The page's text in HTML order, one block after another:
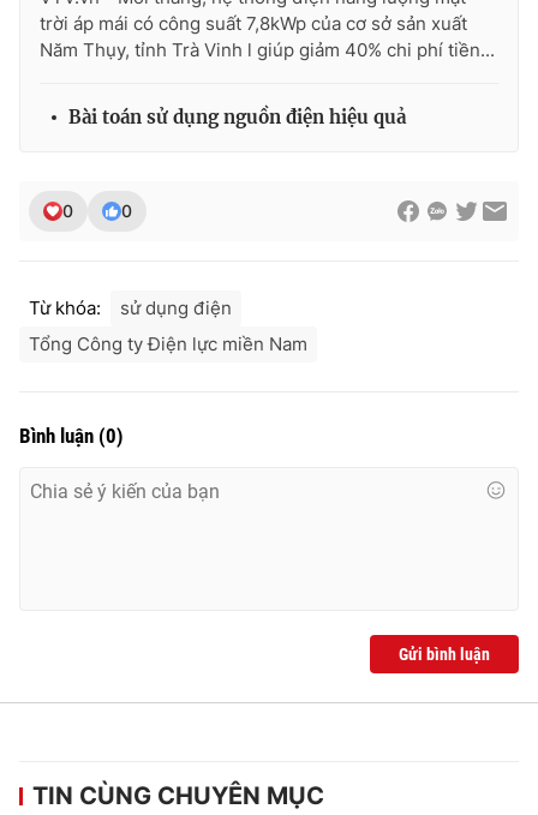
THỜI BÁO VTV
Cơ quan chủ quản:Đài Truyền hình Việt Nam
Cơ quan báo chí:Thời báo VTV
Tổng Biên tập:
Nguyễn Trọng Ninh
trời áp mái có công suất 7,8kWp của cơ sở sản xuất
Năm Thụy, tỉnh Trà Vinh l giúp giảm 40% chi phí tiền...
Bài toán sử dụng nguồn điện hiệu quả
0 0
Từ khóa:
sử dụng điện
Tổng Công ty Điện lực miền Nam
Bình luận (0)
Gửi bình luận
TIN CÙNG CHUYÊN MỤC